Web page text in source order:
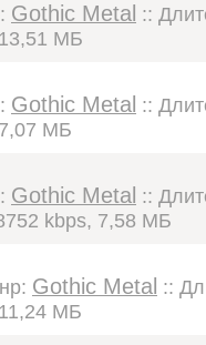
Gothic Metal ::
МБ
Gothic Metal ::
МБ
Gothic Metal ::
kbps, 7,58 МБ
Gothic Metal ::
МБ